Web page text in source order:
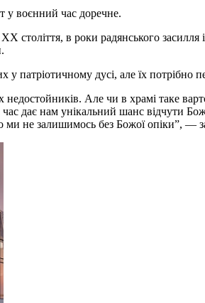
у воєнний час доречне.
століття, в роки радянського
у патріотичному дусі, але їх потрібно
Але чи в храмі таке
дає нам унікальний шанс відчути
не залишимось без Божої опіки”, —